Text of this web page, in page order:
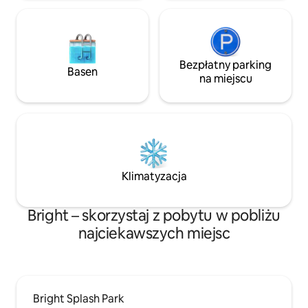
Basen
Bezpłatny parking
na miejscu
Klimatyzacja
Bright – skorzystaj z pobytu w pobliżu
najciekawszych miejsc
Bright Splash Park